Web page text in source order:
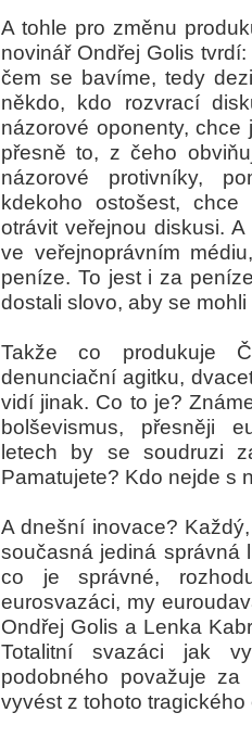
A tohle pro změnu
novinář Ondřej Golis
čem se bavíme, tedy
někdo, kdo rozvrací
názorové oponenty, chce
přesně to, z čeho
názorové protivníky,
kdekoho ostošest,
otrávit veřejnou diskusi.
ve veřejnoprávním
peníze. To jest i za
dostali slovo, aby se
Takže co produkuje
denunciační agitku,
vidí jinak. Co to je?
bolševismus, přesněji
letech by se soudruzi
Pamatujete? Kdo nejde s
A dnešní inovace?
současná jediná správná
co je správné,
eurosvazáci, my
Ondřej Golis a Lenka
Totalitní svazáci jak
podobného považuje
vyvést z tohoto tragického